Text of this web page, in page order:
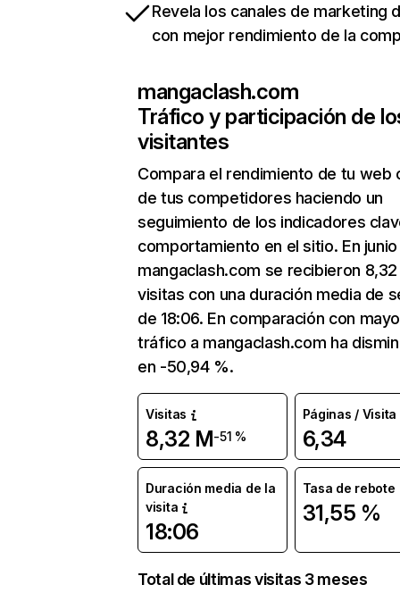
Revela los canales de marketing
con mejor rendimiento de la
mangaclash.com
Tráfico y participación de
visitantes
Compara el rendimiento de tu web
de tus competidores haciendo un
seguimiento de los indicadores
comportamiento en el sitio. En junio
mangaclash.com se recibieron 8,32
visitas con una duración media de
de 18:06. En comparación con
tráfico a mangaclash.com ha
en -50,94 %.
Visitas
8,32 M-51 %
Páginas / Visita
6,34
Duración media de la
visita
18:06
Tasa de rebote
31,55 %
Total de últimas visitas 3 meses